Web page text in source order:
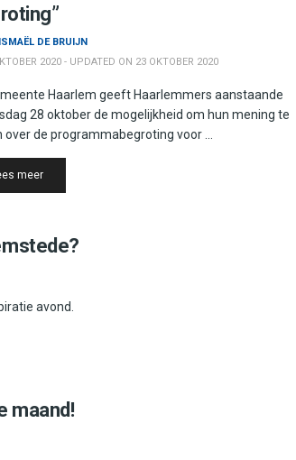
ISMAËL DE BRUIJN
2020 - UPDATED ON 23 OKTOBER 2020
Haarlem geeft Haarlemmers aanstaande
28 oktober de mogelijkheid om hun mening te
over de programmabegroting voor ...
meerDetails
avond.
maand!